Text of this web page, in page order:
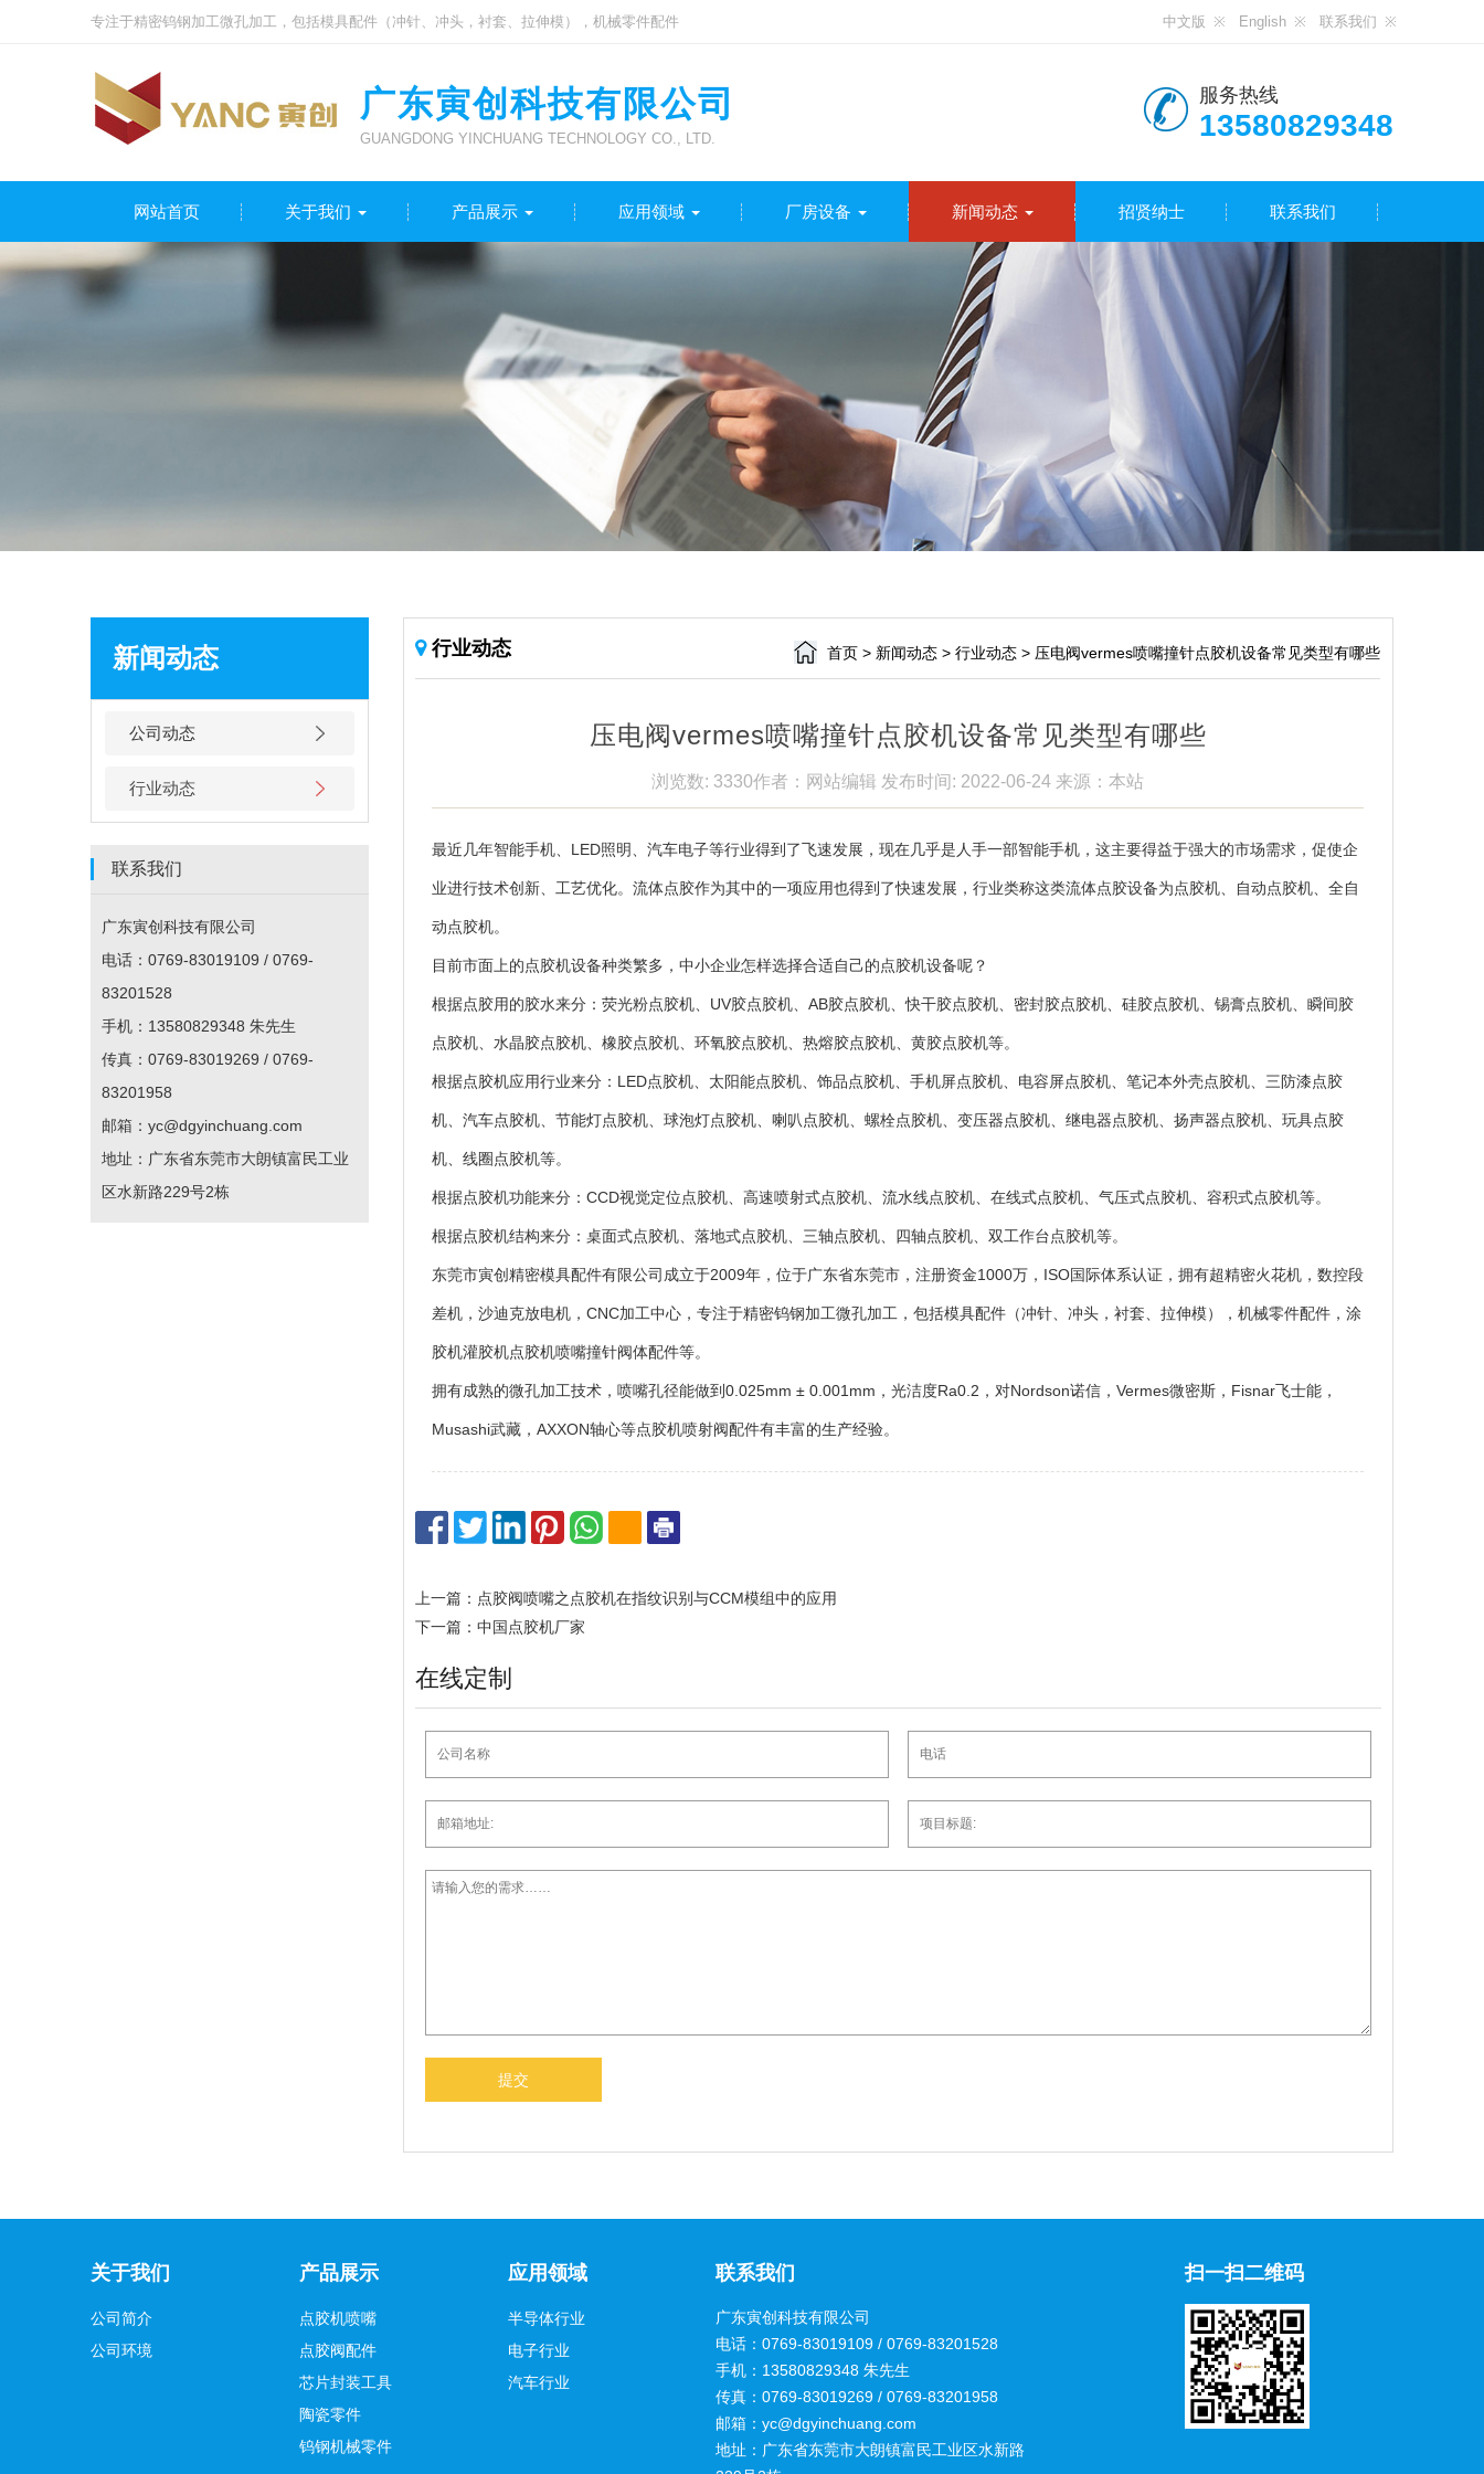
专注于精密钨钢加工微孔加工，包括模具配件（冲针、冲头，衬套、拉伸模），机械零件配件 中文版 English 联系我们
广东寅创科技有限公司
GUANGDONG YINCHUANG TECHNOLOGY CO., LTD.
服务热线
13580829348
网站首页 关于我们 产品展示 应用领域 厂房设备 新闻动态 招贤纳士 联系我们
新闻动态
公司动态
行业动态
联系我们
广东寅创科技有限公司
电话：0769-83019109 / 0769-
83201528
手机：13580829348 朱先生
传真：0769-83019269 / 0769-
83201958
邮箱：yc@dgyinchuang.com
地址：广东省东莞市大朗镇富民工业
区水新路229号2栋
行业动态 首页 > 新闻动态 >行业动态 > 压电阀vermes喷嘴撞针点胶机设备常见类型有哪些
压电阀vermes喷嘴撞针点胶机设备常见类型有哪些
浏览数: 3330作者：网站编辑 发布时间: 2022-06-24 来源：本站
最近几年智能手机、LED照明、汽车电子等行业得到了飞速发展，现在几乎是人手一部智能手机，这主要得益于强大的市场需求，促使企
业进行技术创新、工艺优化。流体点胶作为其中的一项应用也得到了快速发展，行业类称这类流体点胶设备为点胶机、自动点胶机、全自
动点胶机。
目前市面上的点胶机设备种类繁多，中小企业怎样选择合适自己的点胶机设备呢？
根据点胶用的胶水来分：荧光粉点胶机、UV胶点胶机、AB胶点胶机、快干胶点胶机、密封胶点胶机、硅胶点胶机、锡膏点胶机、瞬间胶
点胶机、水晶胶点胶机、橡胶点胶机、环氧胶点胶机、热熔胶点胶机、黄胶点胶机等。
根据点胶机应用行业来分：LED点胶机、太阳能点胶机、饰品点胶机、手机屏点胶机、电容屏点胶机、笔记本外壳点胶机、三防漆点胶
机、汽车点胶机、节能灯点胶机、球泡灯点胶机、喇叭点胶机、螺栓点胶机、变压器点胶机、继电器点胶机、扬声器点胶机、玩具点胶
机、线圈点胶机等。
根据点胶机功能来分：CCD视觉定位点胶机、高速喷射式点胶机、流水线点胶机、在线式点胶机、气压式点胶机、容积式点胶机等。
根据点胶机结构来分：桌面式点胶机、落地式点胶机、三轴点胶机、四轴点胶机、双工作台点胶机等。
东莞市寅创精密模具配件有限公司成立于2009年，位于广东省东莞市，注册资金1000万，ISO国际体系认证，拥有超精密火花机，数控段
差机，沙迪克放电机，CNC加工中心，专注于精密钨钢加工微孔加工，包括模具配件（冲针、冲头，衬套、拉伸模），机械零件配件，涂
胶机灌胶机点胶机喷嘴撞针阀体配件等。
拥有成熟的微孔加工技术，喷嘴孔径能做到0.025mm ± 0.001mm，光洁度Ra0.2，对Nordson诺信，Vermes微密斯，Fisnar飞士能，
Musashi武藏，AXXON轴心等点胶机喷射阀配件有丰富的生产经验。
上一篇：点胶阀喷嘴之点胶机在指纹识别与CCM模组中的应用
下一篇：中国点胶机厂家
在线定制
关于我们
公司简介
公司环境
产品展示
点胶机喷嘴
点胶阀配件
芯片封装工具
陶瓷零件
钨钢机械零件
应用领域
半导体行业
电子行业
汽车行业
联系我们
广东寅创科技有限公司
电话：0769-83019109 / 0769-83201528
手机：13580829348 朱先生
传真：0769-83019269 / 0769-83201958
邮箱：yc@dgyinchuang.com
地址：广东省东莞市大朗镇富民工业区水新路
扫一扫二维码